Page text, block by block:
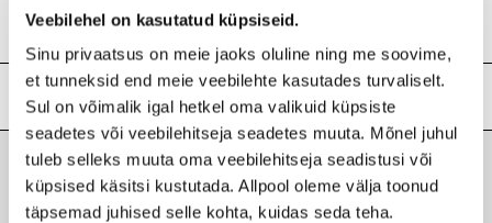
Veebilehel on kasutatud küpsiseid.
Sinu privaatsus on meie jaoks oluline ning me soovime,
et tunneksid end meie veebilehte kasutades turvaliselt.
Sul on võimalik igal hetkel oma valikuid küpsiste
seadetes või veebilehitseja seadetes muuta. Mõnel juhul
tuleb selleks muuta oma veebilehitseja seadistusi või
küpsised käsitsi kustutada. Allpool oleme välja toonud
täpsemad juhised selle kohta, kuidas seda teha.
oma lemmik pigmenteeritud kulmutootega - nagu uus Lift &
Snatch kulmupliiats!
Lisainfo
Kaubamärk
NYX PROFESSIONAL MAKEUP
Ribakood
0800897003777
Viimati vaadatud tooted